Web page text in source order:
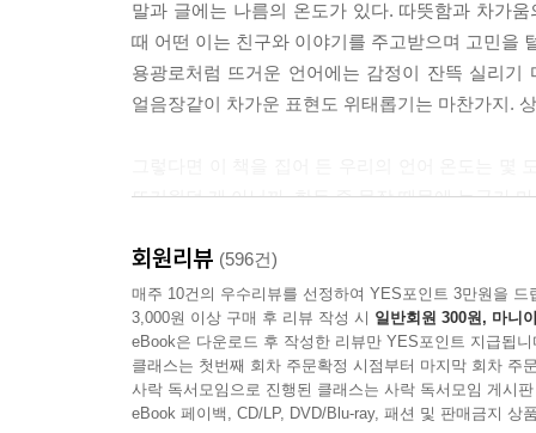
하늘이 맑아지는 시기
계절의 틈새
계절이 보내온 편지
몸이 말을 걸었다
나를 용서해야 하는 이유
아름다운 걸 아름답다 느낄 때
한 번은 여행과 방황의 유사성에 대해 생각한 적
큰 차이가 있다.
여행을 의미하는 영어 단어 ‘tour’는 ‘순회하다’ ‘
지닌다. 여행길에 오른 사람은 언젠가는 여행의
사람은 관심이 부족하면 상대를 쳐다보지 않는다.
는 말은, “그쪽에 관심이 없어요” 혹은 “뜨겁던 마
그래서일까. 돌이켜보면 관심이 멈추던 순간, 상
---「관찰은 곧 관심」중에서
말과 글에는 나름의 온도가 있다. 따뜻함과 차가
때 어떤 이는 친구와 이야기를 주고받으며 고민을
용광로처럼 뜨거운 언어에는 감정이 잔뜩 실리
얼음장같이 차가운 표현도 위태롭기는 마찬가지.
뜨거웠던 게 아닐까. 한두 줄 문장 때문에 누군가
작가 이기주는 엿듣고 기록하는 일을 즐겨 하는
채 평범한 사람들의 대화에 귀를 기울인다. 그리
끄적이는 문장에 절절한 사연이 도사리고 있을 것
『언어의 온도』는 저자가 일상에서 발견한 의
책이다. 페이지를 넘길 때마다 문장과 문장에 호
회원리뷰 (596건)
매주 10건의 우수리뷰를 선정하여 YES포인트 3만원을 드
3,000원 이상 구매 후 리뷰 작성 시 일반회원 300원, 마니
eBook은 다운로드 후 작성한 리뷰만 YES포인트 지급됩니
클래스는 첫번째 회차 주문확정 시점부터 마지막 회차 주
사락 독서모임으로 진행된 클래스는 사락 독서모임 게시
eBook 페이백, CD/LP, DVD/Blu-ray, 패션 및 판매금지 상